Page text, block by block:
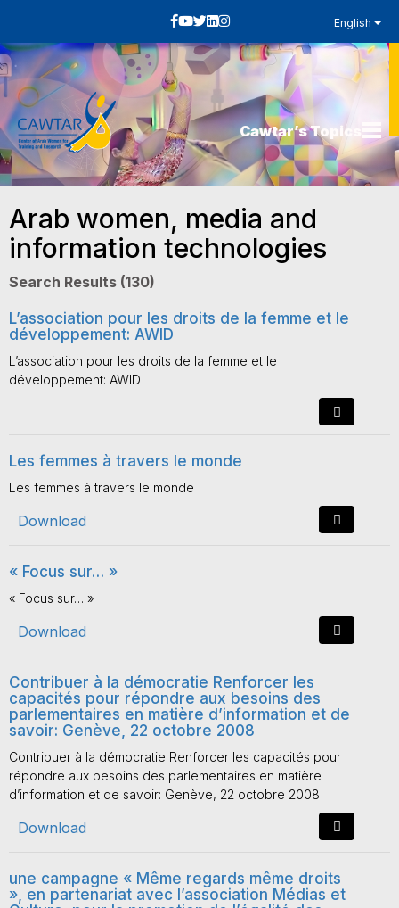
English
Cawtar’s Topics
Arab women, media and
information technologies
Search Results (130)
L’association pour les droits de la femme et le
développement: AWID
L’association pour les droits de la femme et le
développement: AWID
Les femmes à travers le monde
Les femmes à travers le monde
Download
« Focus sur… »
« Focus sur… »
Download
Contribuer à la démocratie Renforcer les
capacités pour répondre aux besoins des
parlementaires en matière d’information et de
savoir: Genève, 22 octobre 2008
Contribuer à la démocratie Renforcer les capacités pour
répondre aux besoins des parlementaires en matière
d’information et de savoir: Genève, 22 octobre 2008
Download
une campagne « Même regards même droits
», en partenariat avec l’association Médias et